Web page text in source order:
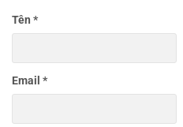
Tên *
Email *